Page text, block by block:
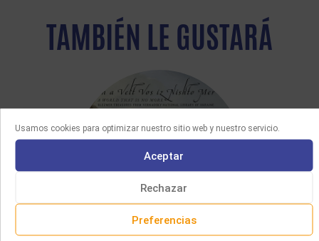
Usamos cookies para optimizar nuestro sitio web y nuestro servicio.
Aceptar
Rechazar
Preferencias
TAMBIÉN LE GUSTARÁ